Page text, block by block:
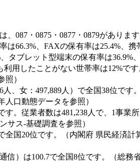
087・0875・0877・0879があります
は66.3%、FAXの保有率は25.4%、携
タブレット型端末の保有率は36.9%
用したことがない世帯率は12%で
照）
、女：497,889人）で全国38位です
人口動態データを参照）
す。従業者数は481,238人で、1事業
サス‐基礎調査を参照）
全国20位です。（内閣府 県民経済計
信）は100.7で全国8位です。（総務